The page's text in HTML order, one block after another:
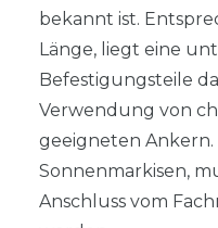
bekannt ist.
Länge, liegt eine
Befestigungsteile
Verwendung von
geeigneten Ankern.
Sonnenmarkisen,
Anschluss vom